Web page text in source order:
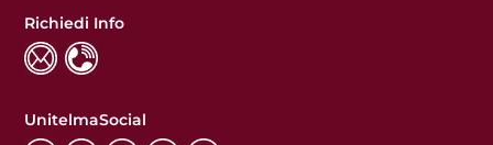
Richiedi Info
UnitelmaSocial